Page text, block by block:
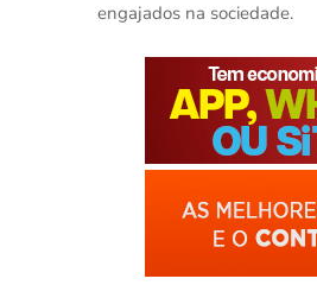
engajados na sociedade.